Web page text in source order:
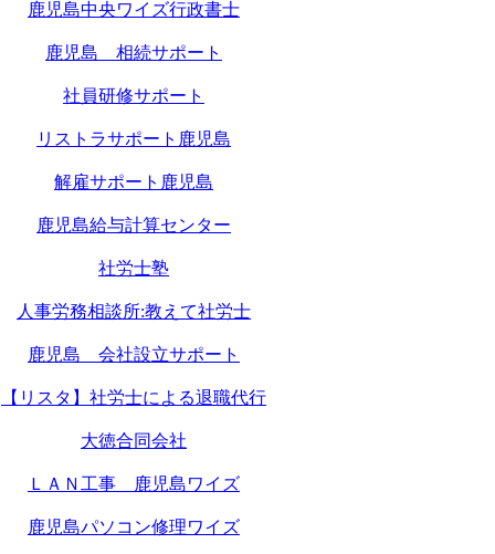
鹿児島中央ワイズ行政書士
鹿児島 相続サポート
社員研修サポート
リストラサポート鹿児島
解雇サポート鹿児島
鹿児島給与計算センター
社労士塾
人事労務相談所:教えて社労士
鹿児島 会社設立サポート
【リスタ】社労士による退職代行
大徳合同会社
ＬＡＮ工事 鹿児島ワイズ
鹿児島パソコン修理ワイズ